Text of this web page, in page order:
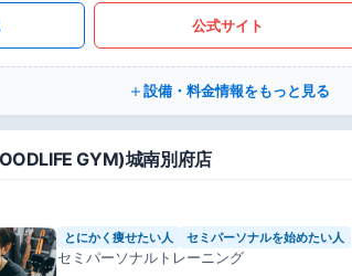
公式サイト
設備・料金情報をもっと見る
GYM)城南別府店
とにかく痩せたい人 セミパーソナルを始めたい人
セミパーソナルトレーニング